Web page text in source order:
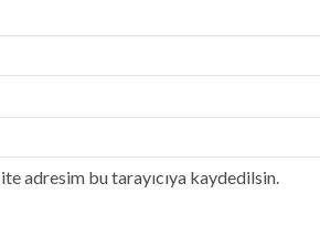
adresim bu tarayıcıya kaydedilsin.